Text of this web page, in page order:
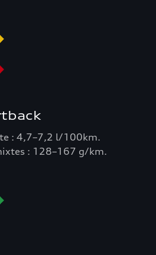
: 4,7–7,2 l/100km.
: 128–167 g/km.